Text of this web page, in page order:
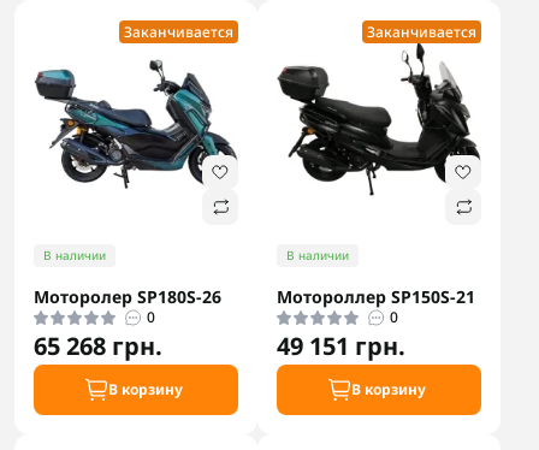
Заканчивается
В наличии
Моторолер SP180S-26
0
65 268 грн.
В корзину
Заканчивается
В наличии
Мотороллер SP150S-21
0
49 151 грн.
В корзину